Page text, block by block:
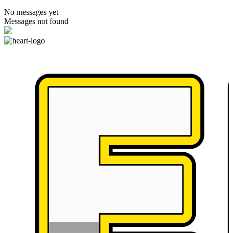
No messages yet
Messages not found